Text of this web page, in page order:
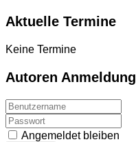
Aktuelle Termine
Keine Termine
Autoren Anmeldung
Angemeldet bleiben